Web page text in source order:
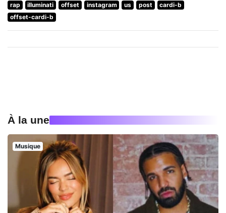
rap illuminati offset instagram us post
cardi-b
offset-cardi-b
À la une
Musique